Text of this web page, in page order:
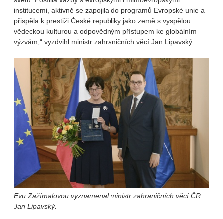
institucemi, aktivně se zapojila do programů Evropské unie a
přispěla k prestiži České republiky jako země s vyspělou
vědeckou kulturou a odpovědným přístupem ke globálním
výzvám,“ vyzdvihl ministr zahraničních věcí Jan Lipavský.
Evu Zažímalovou vyznamenal ministr zahraničních věcí ČR
Jan Lipavský.